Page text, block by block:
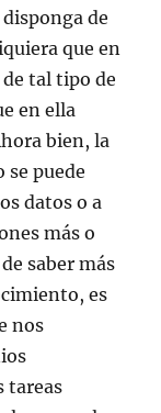
de
que en
tal tipo de
en ella
bien, la
se puede
datos o a
más o
saber más
es
nos
tareas